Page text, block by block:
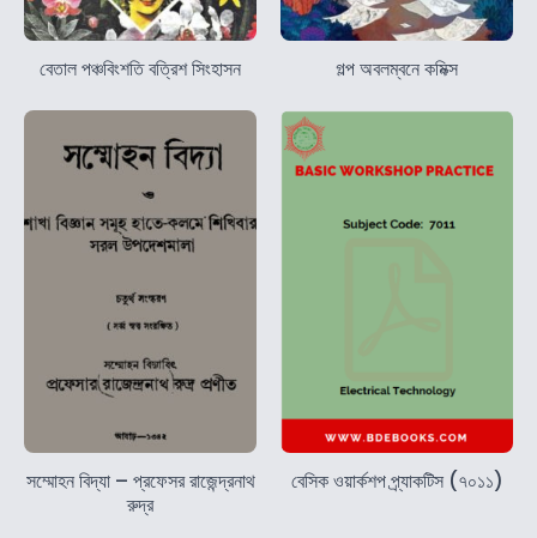
বেতাল পঞ্চবিংশতি বত্রিশ সিংহাসন গল্প অবলম্বনে কমিক্স
সম্মোহন বিদ্যা – প্রফেসর রাজেন্দ্রনাথ
রুদ্র
বেসিক ওয়ার্কশপ প্র্যাকটিস (৭০১১)